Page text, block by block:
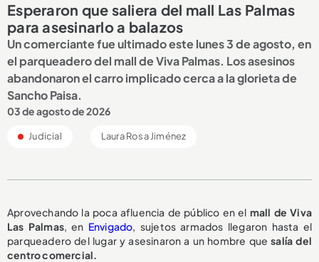
Esperaron que saliera del mall Las Palmas
para asesinarlo a balazos
Un comerciante fue ultimado este lunes 3 de agosto, en
el parqueadero del mall de Viva Palmas. Los asesinos
abandonaron el carro implicado cerca a la glorieta de
Sancho Paisa.
03 de agosto de 2026
Judicial Laura Rosa Jiménez
Aprovechando la poca afluencia de público en el mall de Viva
Las Palmas, en Envigado, sujetos armados llegaron hasta el
parqueadero del lugar y asesinaron a un hombre que salía del
centro comercial.